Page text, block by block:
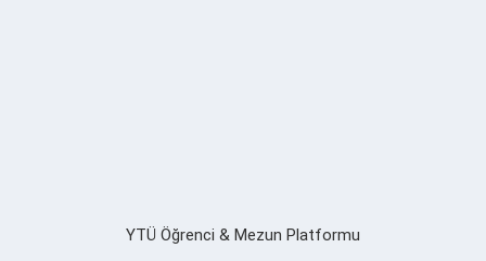
YTÜ Öğrenci & Mezun Platformu